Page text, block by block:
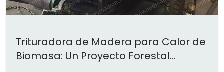
Trituradora de Madera para Calor de
Biomasa: Un Proyecto Forestal